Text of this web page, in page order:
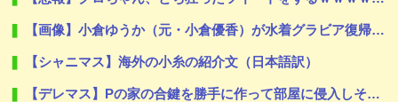
【画像】小倉ゆうか（元・小倉優香）が水着グラビア復帰ｗｗｗｗｗｗｗｗｗｗｗ
【シャニマス】海外の小糸の紹介文（日本語訳）
【デレマス】Pの家の合鍵を勝手に作って部屋に侵入しそうなアイドル